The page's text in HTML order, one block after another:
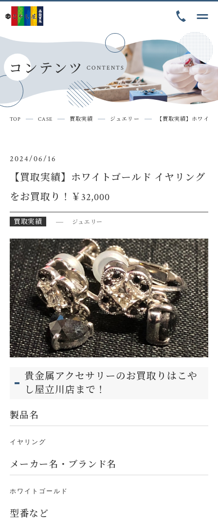
買取品目
ITEM
買取実績
CASE
当店が選ばれる理由
買取の流れ
アクセス
ACCESS
特定商取引法に基づく表記
コンテンツ CONTENTS
TOP CASE 買取実績 ジュエリー 【買取実績】ホワイ
2024/06/16
【買取実績】ホワイトゴールド イヤリング
をお買取り！￥32,000
買取実績 ジュエリー
貴金属アクセサリーのお買取りはこや
し屋立川店まで！
製品名
イヤリング
メーカー名・ブランド名
ホワイトゴールド
型番など